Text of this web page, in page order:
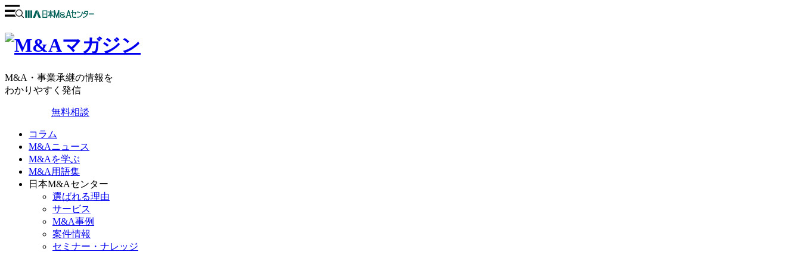
M&A・事業承継の情報を
わかりやすく発信
無料相談
コラム
M&Aニュース
M&Aを学ぶ
M&A用語集
日本M&Aセンター
選ばれる理由
サービス
M&A事例
案件情報
セミナー・ナレッジ